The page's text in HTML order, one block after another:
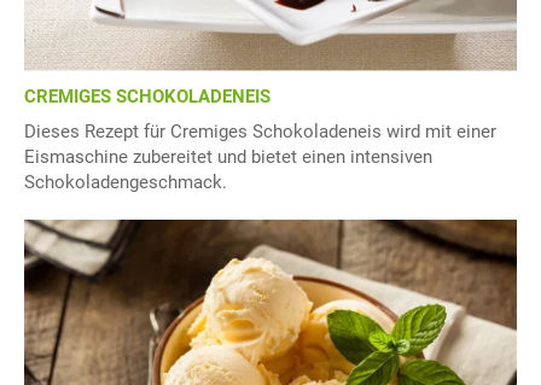
CREMIGES SCHOKOLADENEIS
Dieses Rezept für Cremiges Schokoladeneis wird mit einer
Eismaschine zubereitet und bietet einen intensiven
Schokoladengeschmack.